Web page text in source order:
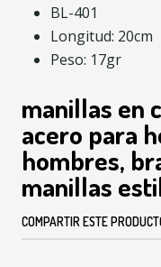
BL-401
Longitud: 20cm
Peso: 17gr
manillas en
acero para
hombres,
manillas
COMPARTIR ESTE